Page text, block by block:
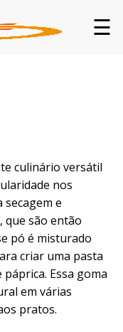
☰
culinário versátil
nos
e
que são então
pó é misturado
criar uma pasta
Essa goma
em várias
pratos.